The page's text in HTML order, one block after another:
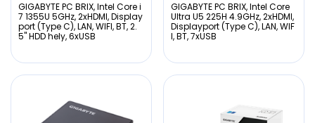
GIGABYTE PC BRIX, Intel Core i
7 1355U 5GHz, 2xHDMI, Display
port (Type C), LAN, WIFI, BT, 2.
5" HDD hely, 6xUSB
GIGABYTE PC BRIX, Intel Core
Ultra U5 225H 4.9GHz, 2xHDMI,
Displayport (Type C), LAN, WIF
I, BT, 7xUSB